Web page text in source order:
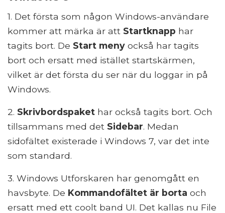
1. Det första som någon Windows-användare
kommer att märka är att Startknapp har
tagits bort. De Start meny också har tagits
bort och ersatt med istället startskärmen,
vilket är det första du ser när du loggar in på
Windows.
2. Skrivbordspaket har också tagits bort. Och
tillsammans med det Sidebar. Medan
sidofältet existerade i Windows 7, var det inte
som standard.
3. Windows Utforskaren har genomgått en
havsbyte. De Kommandofältet är borta och
ersatt med ett coolt band UI. Det kallas nu File